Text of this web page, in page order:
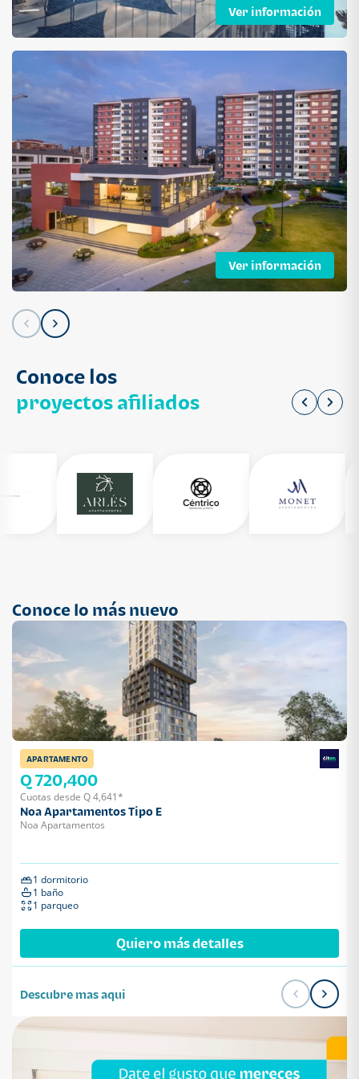
Ver información
Ver información
Conoce los
proyectos afiliados
Conoce lo más nuevo
APARTAMENTO
Q 720,400
Cuotas desde Q 4,641*
Noa Apartamentos Tipo E
Noa Apartamentos
1 dormitorio
1 baño
1 parqueo
Quiero más detalles
Descubre mas aqui